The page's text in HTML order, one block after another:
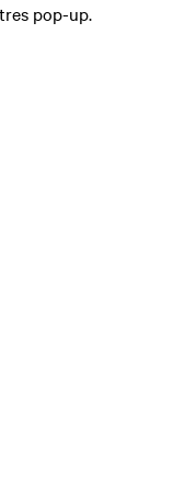
pop-up.